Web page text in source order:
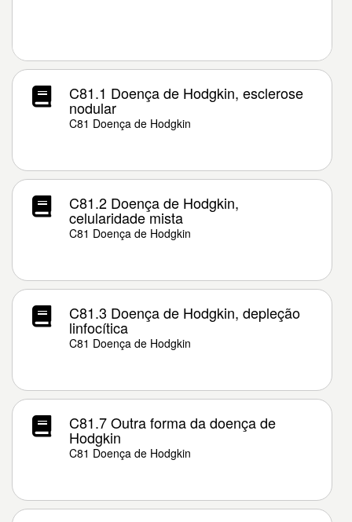
C81.1 Doença de Hodgkin, esclerose
nodular
C81 Doença de Hodgkin
C81.2 Doença de Hodgkin,
celularidade mista
C81 Doença de Hodgkin
C81.3 Doença de Hodgkin, depleção
linfocítica
C81 Doença de Hodgkin
C81.7 Outra forma da doença de
Hodgkin
C81 Doença de Hodgkin